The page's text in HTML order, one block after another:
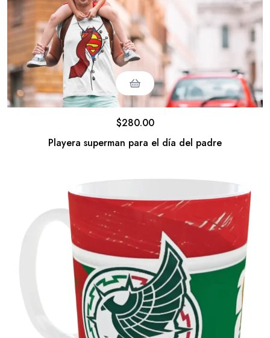
Playera superman para el día del padre
$280.00